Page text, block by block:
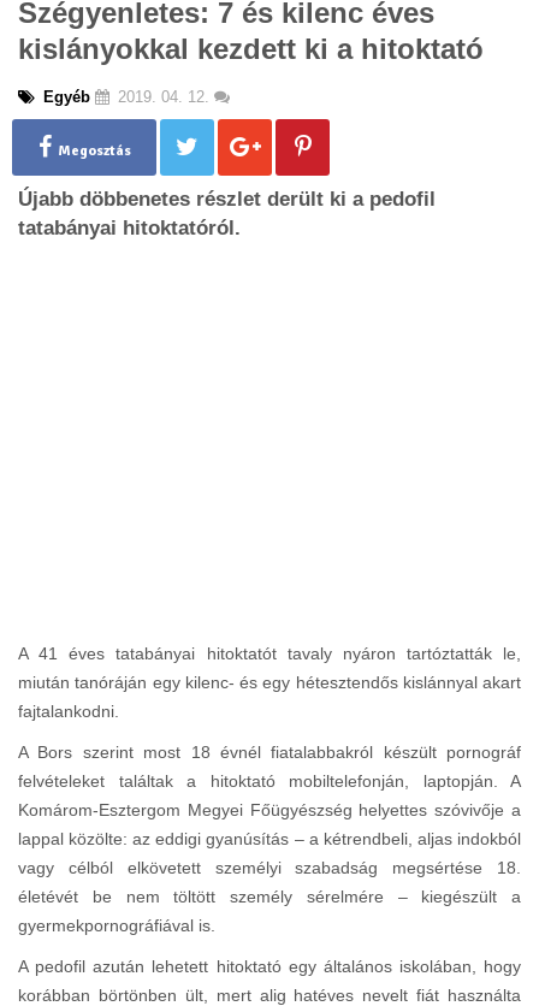
Szégyenletes: 7 és kilenc éves
kislányokkal kezdett ki a hitoktató
Egyéb 2019. 04. 12.
Megosztás
Újabb döbbenetes részlet derült ki a pedofil
tatabányai hitoktatóról.
A 41 éves tatabányai hitoktatót tavaly nyáron tartóztatták le,
miután tanóráján egy kilenc- és egy hétesztendős kislánnyal akart
fajtalankodni.
A Bors szerint most 18 évnél fiatalabbakról készült pornográf
felvételeket találtak a hitoktató mobiltelefonján, laptopján. A
Komárom-Esztergom Megyei Fő­ügyészség helyettes szóvivője a
lappal közölte: az eddigi gyanúsítás – a kétrendbeli, aljas indokból
vagy célból elkövetett személyi szabadság megsértése 18.
életévét be nem töltött személy sérelmé­re – kiegészült a
gyermekpor­nográfiával is.
A pedofil azután lehetett hitoktató egy általános iskolában, hogy
korábban börtönben ült, mert alig hatéves nevelt fiát használta